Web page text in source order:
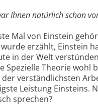
Ihnen natürlich schon
Mal von Einstein
erzählt, Einstein
in der Welt
Spezielle Theorie wohl
verständlichsten
Leistung Einsteins.
sprechen?